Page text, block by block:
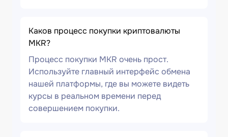
Каков процесс покупки криптовалюты
MKR?
Процесс покупки MKR очень прост.
Используйте главный интерфейс обмена
нашей платформы, где вы можете видеть
курсы в реальном времени перед
совершением покупки.